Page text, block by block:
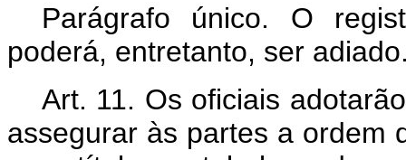
Parágrafo único. O
poderá, entretanto, ser
Art. 11. Os oficiais
assegurar às partes a ordem